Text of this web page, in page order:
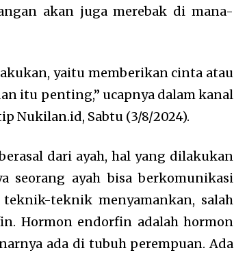
akan juga merebak di mana-
yaitu memberikan cinta atau
itu penting,” ucapnya dalam kanal
Nukilan.id, Sabtu (3/8/2024).
dari ayah, hal yang dilakukan
seorang ayah bisa berkomunikasi
teknik menyamankan, salah
Hormon endorfin adalah hormon
ada di tubuh perempuan. Ada